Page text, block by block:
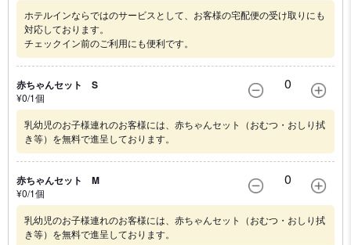
ホテルインならではのサービスとして、お客様の宅配便の受け取りにも
対応しております。
チェックイン前のご利用にも便利です。
赤ちゃんセット S
¥0/1個
0
乳幼児のお子様連れのお客様には、赤ちゃんセット（おむつ・おしり拭
き等）を無料で進呈しております。
赤ちゃんセット M
¥0/1個
0
乳幼児のお子様連れのお客様には、赤ちゃんセット（おむつ・おしり拭
き等）を無料で進呈しております。